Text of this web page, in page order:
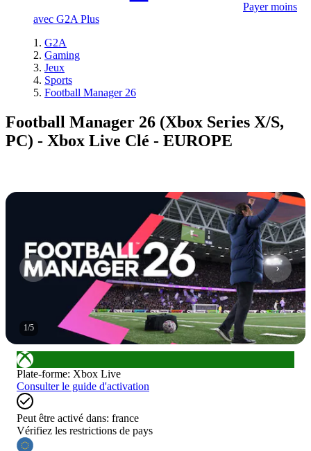
Payer moins
avec G2A Plus
G2A
Gaming
Jeux
Sports
Football Manager 26
Football Manager 26 (Xbox Series X/S,
PC) - Xbox Live Clé - EUROPE
1/5
Plate-forme: Xbox Live
Consulter le guide d'activation
Peut être activé dans: france
Vérifiez les restrictions de pays